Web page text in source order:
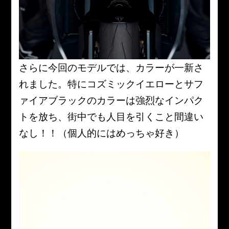
さらに今回のモデルでは、カラーが一新さ
れました。特にコズミックイエローとサフ
ァイアブラックのカラーは強烈なインパク
トを放ち、街中でも人目を引くこと間違い
なし！！（個人的にはめっちゃ好き）